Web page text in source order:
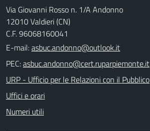
Via Giovanni Rosso n. 1/A Andonno
12010 Valdieri (CN)
C.F. 96068160041
E-mail:
PEC:
URP - Ufficio per le Relazioni con il Pubblico
Uffici e orari
Numeri utili